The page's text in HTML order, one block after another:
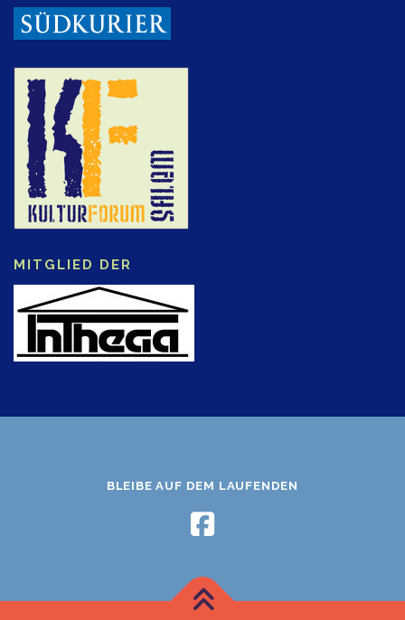
MITGLIED DER
BLEIBE AUF DEM LAUFENDEN